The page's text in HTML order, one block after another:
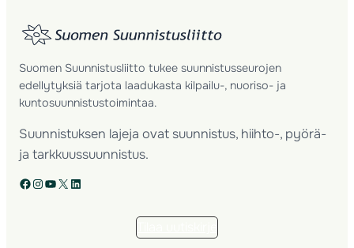
Suomen Suunnistusliitto tukee suunnistusseurojen
edellytyksiä tarjota laadukasta kilpailu-, nuoriso- ja
kuntosuunnistustoimintaa.
Suunnistuksen lajeja ovat suunnistus, hiihto-, pyörä-
ja tarkkuussuunnistus.
Facebook Instagram YouTube X LinkedIn